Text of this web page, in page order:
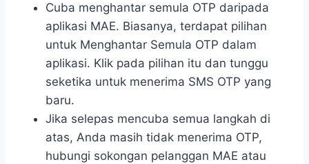
Cuba menghantar semula OTP daripada
aplikasi MAE. Biasanya, terdapat pilihan
untuk Menghantar Semula OTP dalam
aplikasi. Klik pada pilihan itu dan tunggu
seketika untuk menerima SMS OTP yang
baru.
Jika selepas mencuba semua langkah di
atas, Anda masih tidak menerima OTP,
hubungi sokongan pelanggan MAE atau